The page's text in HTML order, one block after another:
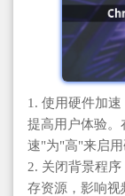
1. 使用硬件加
提高用户体验。
速"为"高"来启用
2. 关闭背景程
存资源，影响视